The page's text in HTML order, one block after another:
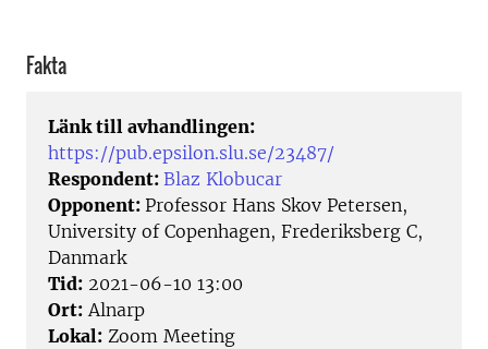
Fakta
Länk till avhandlingen:
https://pub.epsilon.slu.se/23487/
Respondent: Blaz Klobucar
Opponent: Professor Hans Skov Petersen,
University of Copenhagen, Frederiksberg C,
Danmark
Tid: 2021-06-10 13:00
Ort: Alnarp
Lokal: Zoom Meeting